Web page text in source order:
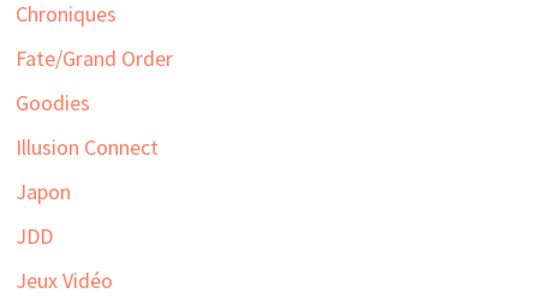
Chroniques
Fate/Grand Order
Goodies
Illusion Connect
Japon
JDD
Jeux Vidéo